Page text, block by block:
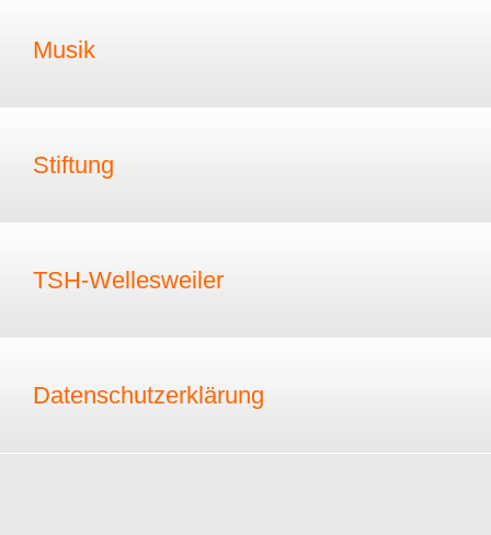
Musik
Stiftung
TSH-Wellesweiler
Datenschutzerklärung